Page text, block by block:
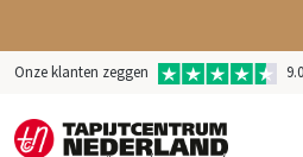
Onze klanten zeggen